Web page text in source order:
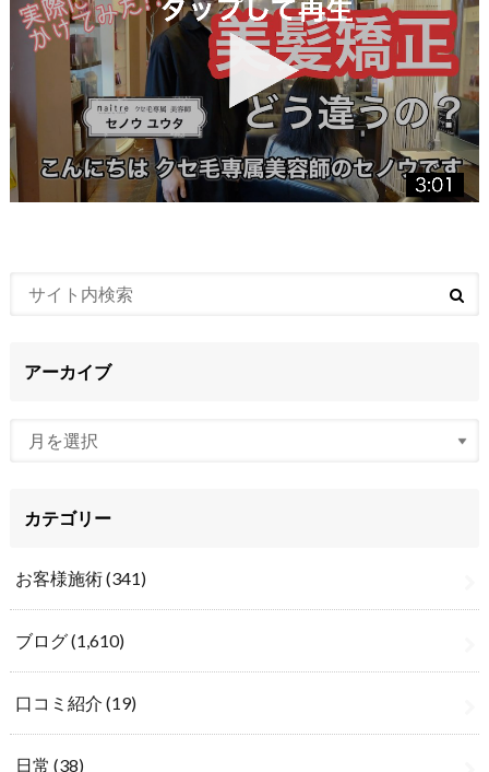
アーカイブ
カテゴリー
お客様施術(341)
ブログ(1,610)
口コミ紹介 (19)
日常 (38)